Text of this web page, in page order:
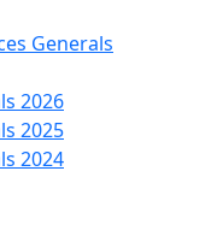
Generals
2026
2025
2024